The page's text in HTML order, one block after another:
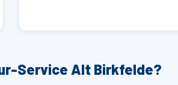
Service Alt Birkfelde?